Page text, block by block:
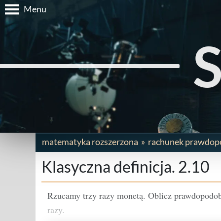
Menu
matematyka rozszerzona rachunek
Klasyczna definicja. 2.10
Rzucamy trzy razy monetą. Oblicz
razy.